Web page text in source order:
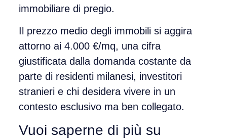
immobiliare di pregio.
Il prezzo medio degli immobili si aggira
attorno ai 4.000 €/mq, una cifra
giustificata dalla domanda costante da
parte di residenti milanesi, investitori
stranieri e chi desidera vivere in un
contesto esclusivo ma ben collegato.
Vuoi saperne di più su